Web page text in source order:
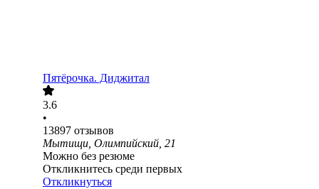
Пятёрочка. Диджитал
3.6
•
13897 отзывов
Мытищи, Олимпийский, 21
Можно без резюме
Откликнитесь среди первых
Откликнуться